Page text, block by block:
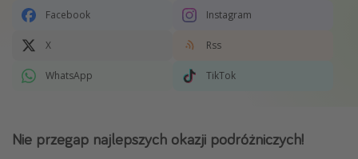
Facebook Instagram
X Rss
WhatsApp TikTok
Nie przegap najlepszych okazji podróżniczych!